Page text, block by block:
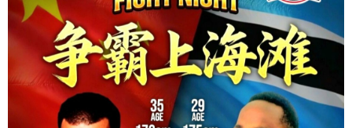
và sức mạnh để giành chiến thắng bằng knock-out kỹ thuật.
Tháng tới, cô sẽ tiếp tục thượng đài tại Trigger Promotion 8 ở Ho
Chi Minh City, nơi cô hướng tới thành tích 2-0 trong sự nghiệp
chuyên nghiệp khi chạm trán tay đấm người Ấn Độ bất bại Sandhya
Kanojia.
Con đường đến đỉnh cao luôn đầy thử thách — nhưng những gì
Bang thể hiện trong trận ra mắt cho thấy cô hoàn toàn có thể tạo